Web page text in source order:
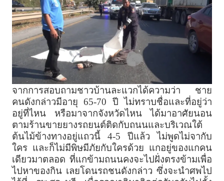
จากการสอบถามชาวบ้านละแวกได้ความว่า ชาย
คนดังกล่าวมีอายุ 65-70 ปี ไม่ทราบชื่อและที่อยู่ว่า
อยู่ที่ไหน หรือมาจากจังหวัดไหน ได้มาอาศัยนอน
ตามร้านขายยางรถยนต์ติดกับถนนและบริเวณใต้
ต้นไม้ข้างทางอยู่แถวนี้ 4-5 ปีแล้ว ไม่พูดไม่จากับ
ใคร และก็ไม่มีพิษมีภัยกับใครด้วย แกอยู่ของแกคน
เดียวมาตลอด ที่แกข้ามถนนคงจะไปฝั่งตรงข้ามเพื่อ
ไปหาของกิน เลยโดนรถชนดังกล่าว ซึ่งจะนำศพไป